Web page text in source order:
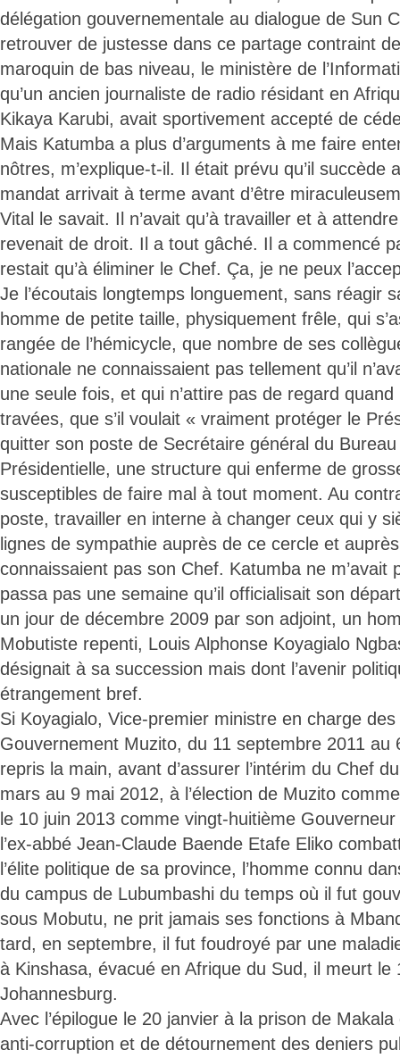
délégation gouvernementale au dialogue de Sun
retrouver de justesse dans ce partage contraint
maroquin de bas niveau, le ministère de
qu’un ancien journaliste de radio résidant en
Kikaya Karubi, avait sportivement accepté de
Mais Katumba a plus d’arguments à me faire
nôtres, m’explique-t-il. Il était prévu qu’il succède
mandat arrivait à terme avant d’être
Vital le savait. Il n’avait qu’à travailler et à
revenait de droit. Il a tout gâché. Il a commencé
restait qu’à éliminer le Chef. Ça, je ne peux
Je l’écoutais longtemps longuement, sans réagir
homme de petite taille, physiquement frêle, qui
rangée de l’hémicycle, que nombre de ses
nationale ne connaissaient pas tellement qu’il
une seule fois, et qui n’attire pas de regard
travées, que s’il voulait « vraiment protéger le
quitter son poste de Secrétaire général du
Présidentielle, une structure qui enferme de
susceptibles de faire mal à tout moment. Au
poste, travailler en interne à changer ceux qui y
lignes de sympathie auprès de ce cercle et
connaissaient pas son Chef. Katumba ne m’avait
passa pas une semaine qu’il officialisait son
un jour de décembre 2009 par son adjoint, un
Mobutiste repenti, Louis Alphonse Koyagialo
désignait à sa succession mais dont l’avenir
étrangement bref.
Si Koyagialo, Vice-premier ministre en charge
Gouvernement Muzito, du 11 septembre 2011 au
repris la main, avant d’assurer l’intérim du Chef
mars au 9 mai 2012, à l’élection de Muzito
le 10 juin 2013 comme vingt-huitième
l’ex-abbé Jean-Claude Baende Etafe Eliko
l’élite politique de sa province, l’homme connu
du campus de Lubumbashi du temps où il fut
sous Mobutu, ne prit jamais ses fonctions à
tard, en septembre, il fut foudroyé par une
à Kinshasa, évacué en Afrique du Sud, il meurt le
Johannesburg.
Avec l’épilogue le 20 janvier à la prison de
anti-corruption et de détournement des deniers